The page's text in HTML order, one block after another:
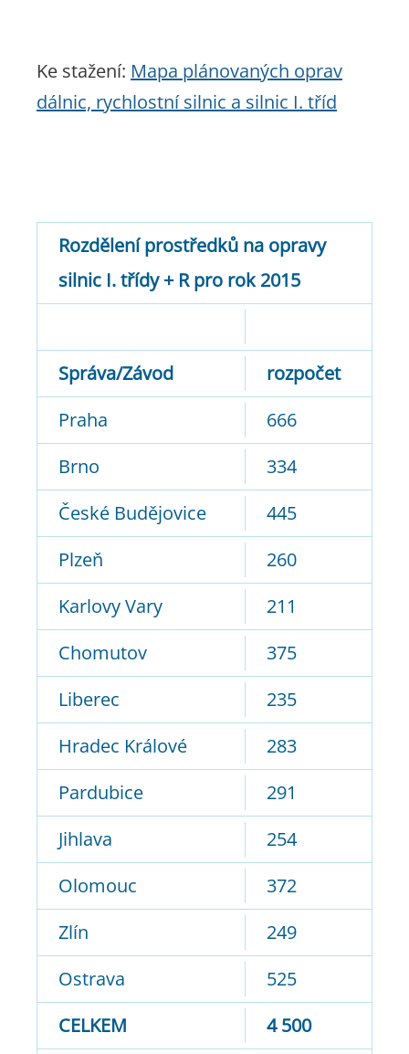
Ke stažení: Mapa plánovaných oprav
dálnic, rychlostní silnic a silnic I. tříd
Rozdělení prostředků na opravy
silnic I. třídy + R pro rok 2015
Správa/Závod
rozpočet
Praha
666
Brno
334
České Budějovice
445
Plzeň
260
Karlovy Vary
211
Chomutov
375
Liberec
235
Hradec Králové
283
Pardubice
291
Jihlava
254
Olomouc
372
Zlín
249
Ostrava
525
CELKEM
4 500